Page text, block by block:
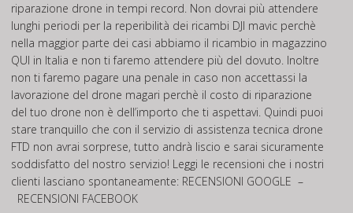
riparazione drone in tempi record. Non dovrai più attendere
lunghi periodi per la reperibilità dei ricambi DJI mavic perchè
nella maggior parte dei casi abbiamo il ricambio in magazzino
QUI in Italia e non ti faremo attendere più del dovuto. Inoltre
non ti faremo pagare una penale in caso non accettassi la
lavorazione del drone magari perchè il costo di riparazione
del tuo drone non è dell’importo che ti aspettavi. Quindi puoi
stare tranquillo che con il servizio di assistenza tecnica drone
FTD non avrai sorprese, tutto andrà liscio e sarai sicuramente
soddisfatto del nostro servizio! Leggi le recensioni che i nostri
clienti lasciano spontaneamente: RECENSIONI GOOGLE –
RECENSIONI FACEBOOK